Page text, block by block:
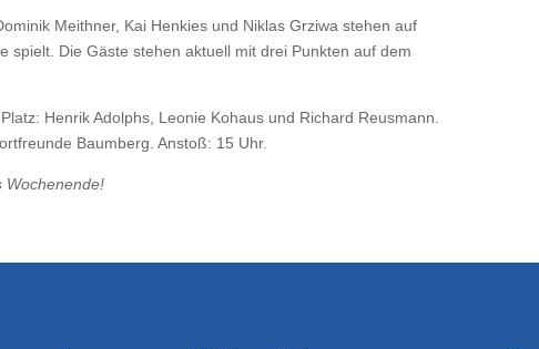
Meithner, Kai Henkies und Niklas Grziwa stehen auf
spielt. Die Gäste stehen aktuell mit drei Punkten auf dem
Henrik Adolphs, Leonie Kohaus und Richard Reusmann.
Baumberg. Anstoß: 15 Uhr.
Wochenende!